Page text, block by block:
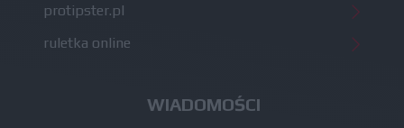
protipster.pl
ruletka online
WIADOMOŚCI